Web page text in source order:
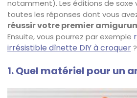
notamment). Les éditions de saxe
toutes les réponses dont vous
réussir votre premier
Ensuite, vous pourrez par exemple
irrésistible dînette DIY à croquer?
1. Quel matériel pour un